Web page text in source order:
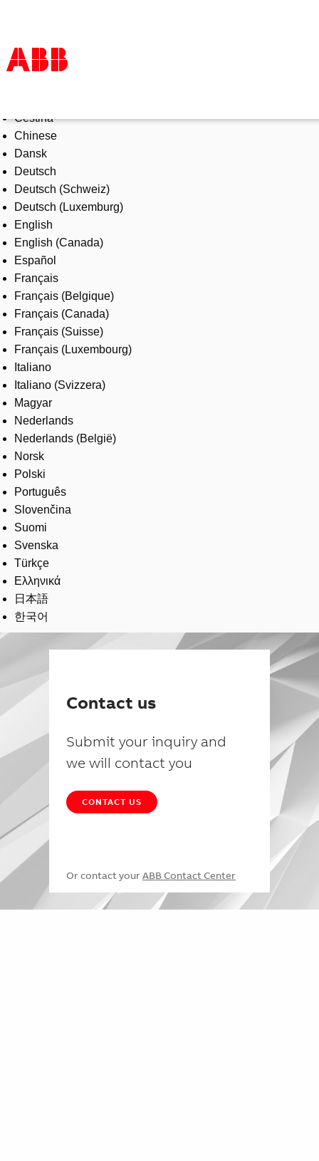
Products & Solutions
Industries
Services
About us
Where to buy
Contact us
Careers
Čeština
Chinese
Dansk
Deutsch
Deutsch (Schweiz)
Deutsch (Luxemburg)
English
English (Canada)
Español
Français
Français (Belgique)
Français (Canada)
Français (Suisse)
Français (Luxembourg)
Italiano
Italiano (Svizzera)
Magyar
Nederlands
Nederlands (België)
Norsk
Polski
Português
Slovenčina
Suomi
Svenska
Türkçe
Ελληνικά
日本語
한국어
Contact us
Submit your inquiry and
we will contact you
CONTACT US
Or contact your ABB Contact Center